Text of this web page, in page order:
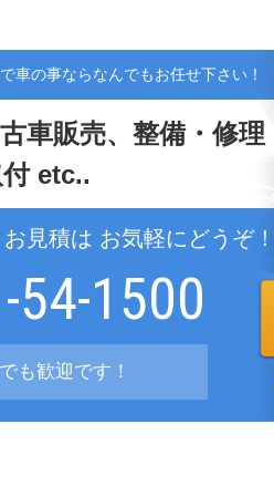
車の事ならなんでもお任せ下さい！
車販売、整備・修理
etc..
見積は お気軽にどうぞ！
54-1500
も歓迎です！